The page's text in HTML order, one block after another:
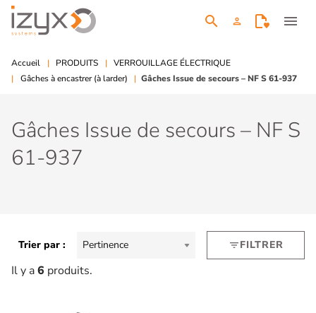
search person menu
Accueil PRODUITS
VERROUILLAGE ÉLECTRIQUE
Gâches à encastrer (à larder)
Gâches Issue de secours – NF S 61-937
Gâches Issue de secours – NF S
61-937
Il y a6 produits.
Trier par : Pertinence filter_listFILTRER